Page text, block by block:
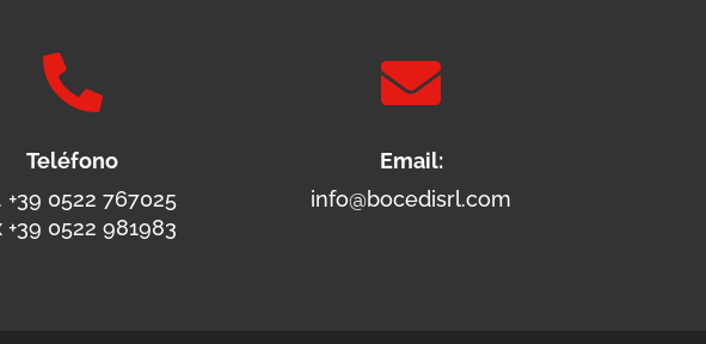

Teléfono
+39 0522 767025
+39 0522 981983

Email:
info@bocedisrl.com